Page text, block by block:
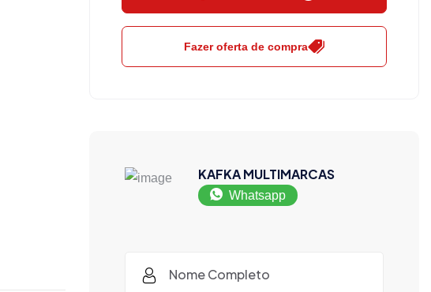
Fazer oferta de compra
KAFKA MULTIMARCAS
Whatsapp